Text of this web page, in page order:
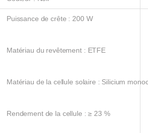
Puissance de crête : 200 W
Matériau du revêtement : ETFE
Matériau de la cellule solaire : Silicium
Rendement de la cellule : ≥ 23 %